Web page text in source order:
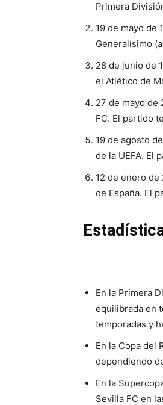
Primera
19 de mayo de
Generalísimo
28 de junio de
el Atlético de
27 de mayo de
FC. El partido
19 de agosto
de la UEFA. El
12 de enero
de España. El
En la Primera
equilibrada en
temporadas y
En la Copa del
dependiendo
En la
Sevilla FC en